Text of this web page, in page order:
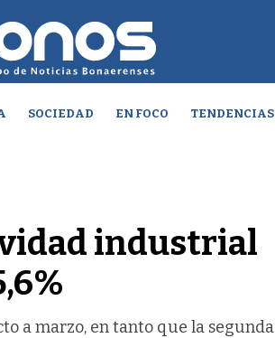
SOCIEDAD EN FOCO TENDENCIAS
industrial
a marzo, en tanto que la segunda